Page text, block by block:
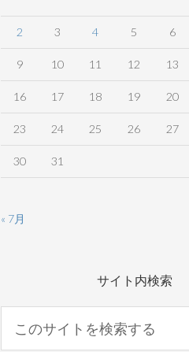
2 3 4 5 6
9 10 11 12 13
16 17 18 19 20
23 24 25 26 27
30 31
« 7月
サイト内検索